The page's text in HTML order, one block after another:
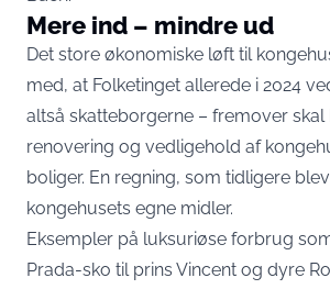
Mere ind – mindre ud
Det store økonomiske løft til
med, at Folketinget allerede i 2024
altså skatteborgerne – fremover
renovering og vedligehold af
boliger. En regning, som tidligere
kongehusets egne midler.
Eksempler på luksuriøse forbrug
Prada-sko til prins Vincent og dyre